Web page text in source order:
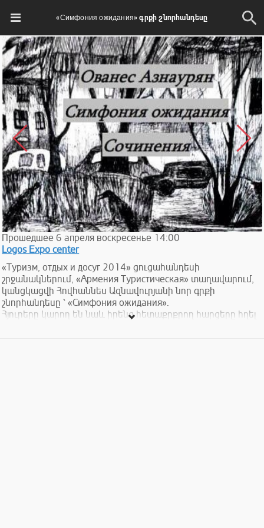
«Симфония ожидания» գրքի շնորհանդեսը
Прошедшее 6 апреля воскресенье 14:00
Logos Expo center
«Туризм, отдых и досуг 2014» ցուցահանդեսի
շրջանակներում, «Армения Туристическая» տաղավարում,
կանցկացվի Հովհաննես Ազնավուրյանի նոր գրքի
շնորհանդեսը ՝ «Симфония ожидания».
Հյուրերը կարող են նաև իրենց հետաքրքրող հարցերը հղել